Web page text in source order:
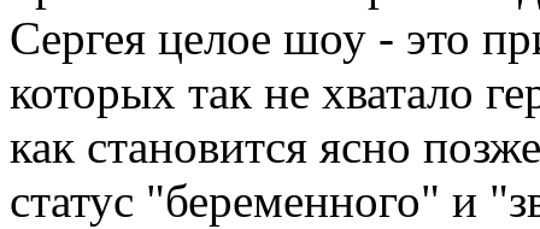
Сергея целое шоу - это
которых так не хватало
как становится ясно
статус "беременного" и